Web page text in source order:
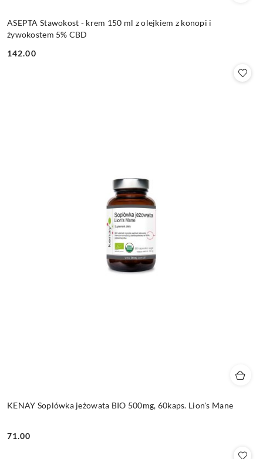
ASEPTA Stawokost - krem 150 ml z olejkiem z konopi i
żywokostem 5% CBD
Cena:
142.00
KENAY Soplówka jeżowata BIO 500mg, 60kaps. Lion's Mane
Cena:
71.00